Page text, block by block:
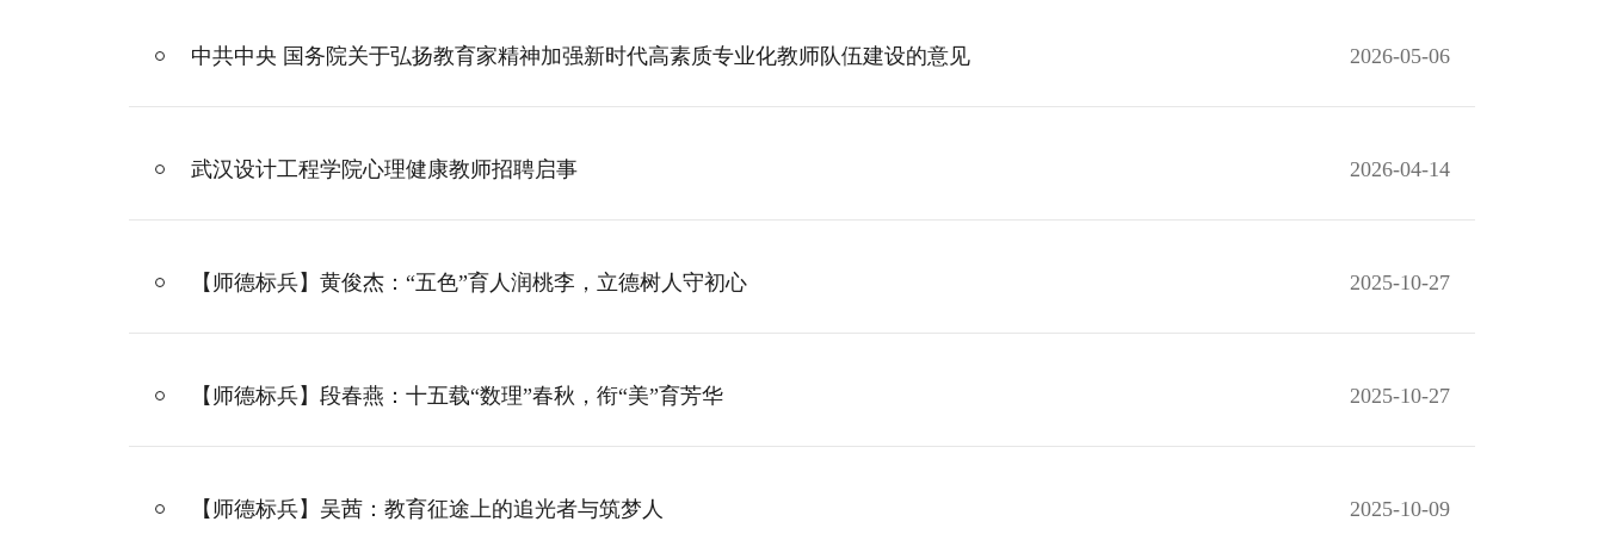
中共中央 国务院关于弘扬教育家精神加强新时代高素质专业化教师队伍建设的意见 2026-05-06
武汉设计工程学院心理健康教师招聘启事 2026-04-14
【师德标兵】黄俊杰：“五色”育人润桃李，立德树人守初心 2025-10-27
【师德标兵】段春燕：十五载“数理”春秋，衔“美”育芳华 2025-10-27
【师德标兵】吴茜：教育征途上的追光者与筑梦人 2025-10-09